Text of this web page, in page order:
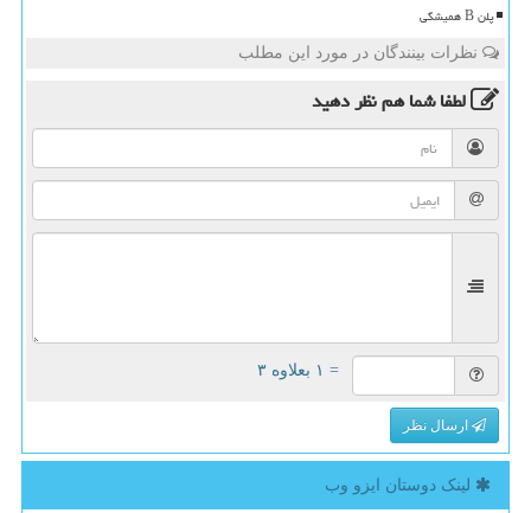
پلن B همیشگی
نظرات بینندگان در مورد این مطلب
لطفا شما همنظر دهید
= ۱ بعلاوه ۳
ارسال نظر
لینک دوستان ایزو وب